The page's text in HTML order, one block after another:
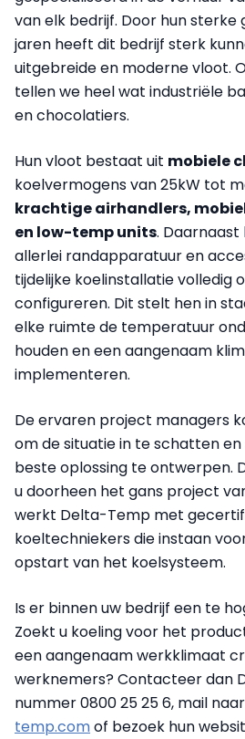
van elk bedrijf. Door hun sterke
jaren heeft dit bedrijf sterk
uitgebreide en moderne vloot.
tellen we heel wat industriële
en chocolatiers.
Hun vloot bestaat uit mobiele
koelvermogens van 25kW tot
krachtige airhandlers,
en low-temp units. Daarnaast
allerlei randapparatuur en
tijdelijke koelinstallatie volledig
configureren. Dit stelt hen in
elke ruimte de temperatuur
houden en een aangenaam
implementeren.
De ervaren project managers
om de situatie in te schatten
beste oplossing te ontwerpen.
u doorheen het gans project
werkt Delta-Temp met
koeltechniekers die instaan
opstart van het koelsysteem.
Is er binnen uw bedrijf een te
Zoekt u koeling voor het
een aangenaam werkklimaat
werknemers? Contacteer dan
nummer 0800 25 25 6, mail naar
temp.comof bezoek hun